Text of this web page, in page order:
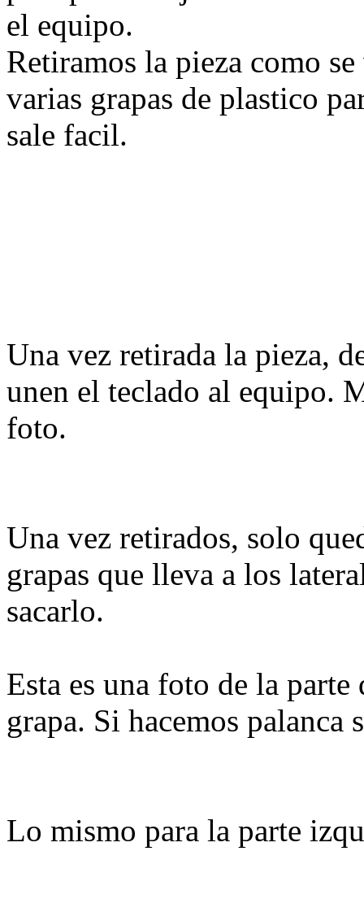
el equipo.
Retiramos la pieza como
varias grapas de plastico
sale facil.
Una vez retirada la pieza,
unen el teclado al equipo.
foto.
Una vez retirados, solo
grapas que lleva a los
sacarlo.
Esta es una foto de la
grapa. Si hacemos palanca
Lo mismo para la parte